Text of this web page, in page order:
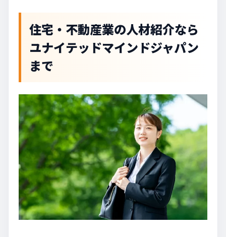
住宅・不動産業の人材紹介なら
ユナイテッドマインドジャパン
まで